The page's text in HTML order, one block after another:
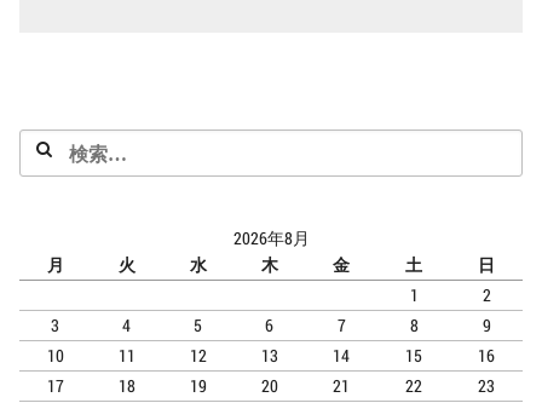
検
索:
2026年8月
月
火 水 木 金 土
日
1
2
3
4 5 6 7 8
9
10
11 12 13 14 15
16
17
18 19 20 21 22
23